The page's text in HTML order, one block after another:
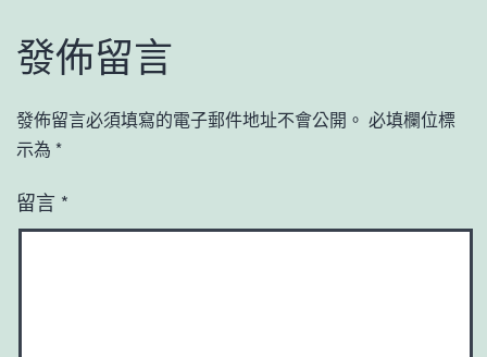
發佈留言
發佈留言必須填寫的電子郵件地址不會公開。 必填欄位標
示為 *
留言 *